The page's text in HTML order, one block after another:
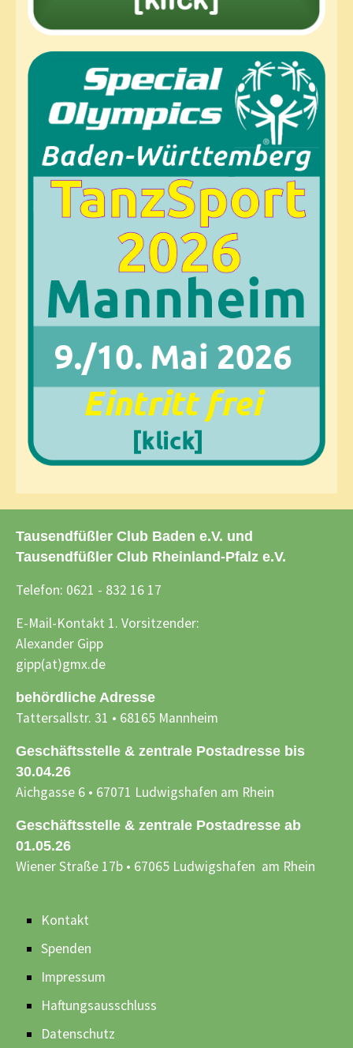
Tausendfüßler Club Baden e.V. und
Tausendfüßler Club Rheinland-Pfalz e.V.
Telefon: 0621 - 832 16 17
E-Mail-Kontakt 1. Vorsitzender:
Alexander Gipp
gipp(at)gmx.de
behördliche Adresse
Tattersallstr. 31 • 68165 Mannheim
Geschäftsstelle & zentrale Postadresse bis
30.04.26
Aichgasse 6 • 67071 Ludwigshafen am Rhein
Geschäftsstelle & zentrale Postadresse ab
01.05.26
Wiener Straße 17b • 67065 Ludwigshafen am Rhein
Kontakt
Spenden
Impressum
Haftungsausschluss
Datenschutz